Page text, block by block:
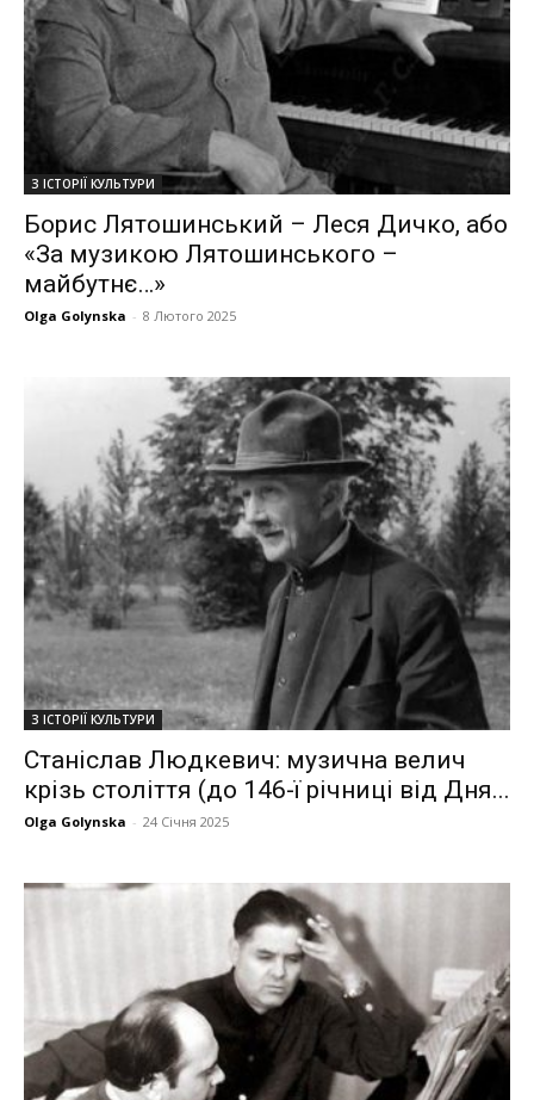
З ІСТОРІЇ КУЛЬТУРИ
Борис Лятошинський – Леся Дичко, або
«За музикою Лятошинського –
майбутнє…»
Olga Golynska - 8 Лютого 2025
З ІСТОРІЇ КУЛЬТУРИ
Станіслав Людкевич: музична велич
крізь століття (до 146-ї річниці від Дня...
Olga Golynska - 24 Січня 2025